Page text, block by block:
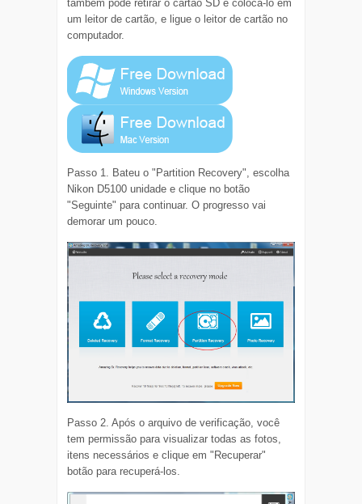
também pode retirar o cartão SD e colocá-lo em
um leitor de cartão, e ligue o leitor de cartão no
computador.
Passo 1. Bateu o "Partition Recovery", escolha
Nikon D5100 unidade e clique no botão
"Seguinte" para continuar. O progresso vai
demorar um pouco.
Passo 2. Após o arquivo de verificação, você
tem permissão para visualizar todas as fotos,
itens necessários e clique em "Recuperar"
botão para recuperá-los.